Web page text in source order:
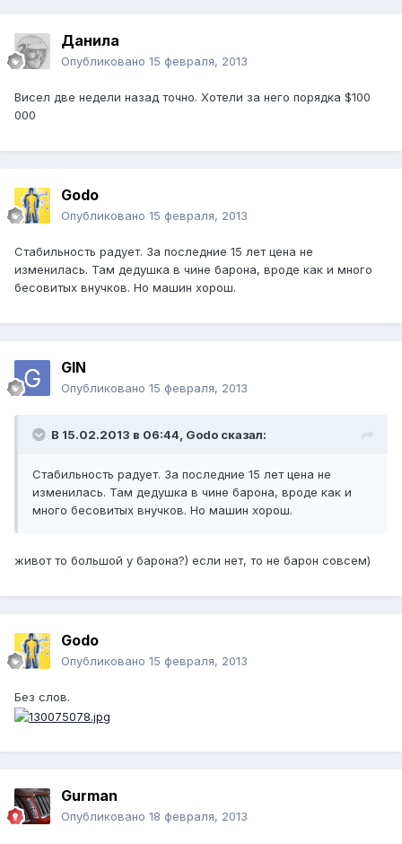
Данила
Опубликовано 15 февраля, 2013
Висел две недели назад точно. Хотели за него порядка $100
000
Godo
Опубликовано 15 февраля, 2013
Стабильность радует. За последние 15 лет цена не
изменилась. Там дедушка в чине барона, вроде как и много
бесовитых внучков. Но машин хорош.
GIN
Опубликовано 15 февраля, 2013
В 15.02.2013 в 06:44, Godo сказал:
Стабильность радует. За последние 15 лет цена не
изменилась. Там дедушка в чине барона, вроде как и
много бесовитых внучков. Но машин хорош.
живот то большой у барона?) если нет, то не барон совсем)
Godo
Опубликовано 15 февраля, 2013
Без слов.
Gurman
Опубликовано 18 февраля, 2013